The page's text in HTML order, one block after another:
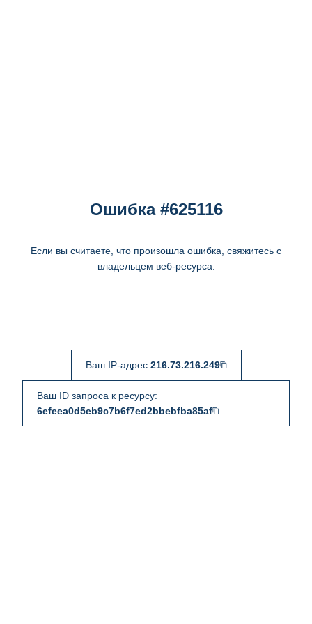
Ошибка #625116
Если вы считаете, что произошла ошибка, свяжитесь с
владельцем веб-ресурса.
Ваш IP-адрес:216.73.216.249
Ваш ID запроса к ресурсу:
6efeea0d5eb9c7b6f7ed2bbebfba85af